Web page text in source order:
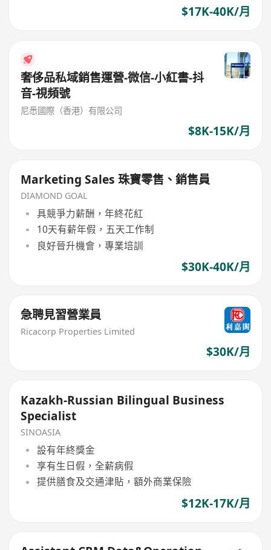
$17K-40K/月
奢侈品私域銷售運營-微信-小紅書-抖
音-視頻號
尼悉國際（香港）有限公司
$8K-15K/月
Marketing Sales 珠寶零售、銷售員
DIAMOND GOAL
具競爭力薪酬，年終花紅
10天有薪年假，五天工作制
良好晉升機會，專業培訓
$30K-40K/月
急聘見習營業員
Ricacorp Properties Limited
$30K/月
Kazakh-Russian Bilingual Business
Specialist
SINOASIA
設有年終獎金
享有生日假，全薪病假
提供膳食及交通津貼，額外商業保險
$12K-17K/月